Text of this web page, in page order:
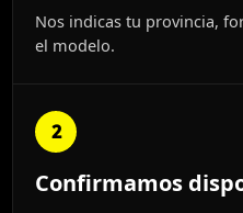
Nos indicas tu provincia,
el modelo.
2
Confirmamos